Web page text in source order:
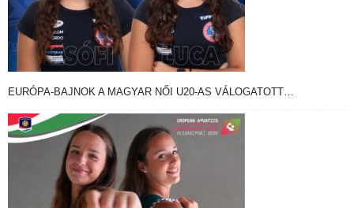
EURÓPA-BAJNOK A MAGYAR NŐI U20-AS VÁLOGATOTT…